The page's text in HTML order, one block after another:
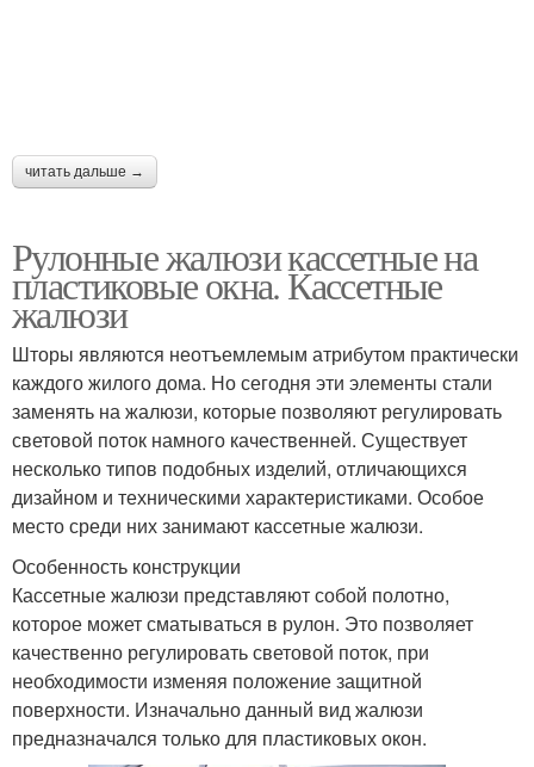
читать дальше →
Рулонные жалюзи кассетные на
пластиковые окна. Кассетные
жалюзи
Шторы являются неотъемлемым атрибутом практически
каждого жилого дома. Но сегодня эти элементы стали
заменять на жалюзи, которые позволяют регулировать
световой поток намного качественней. Существует
несколько типов подобных изделий, отличающихся
дизайном и техническими характеристиками. Особое
место среди них занимают кассетные жалюзи.
Особенность конструкции
Кассетные жалюзи представляют собой полотно,
которое может сматываться в рулон. Это позволяет
качественно регулировать световой поток, при
необходимости изменяя положение защитной
поверхности. Изначально данный вид жалюзи
предназначался только для пластиковых окон.